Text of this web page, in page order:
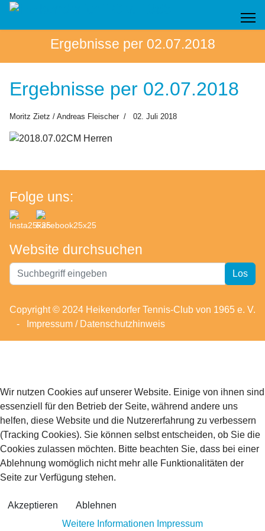
Ergebnisse per 02.07.2018
Ergebnisse per 02.07.2018
Moritz Zietz / Andreas Fleischer 02. Juli 2018
Folge uns:
Website durchsuchen
Website
durchsuchen
Los
Copyright © 2024 Heikendorfer Tennis-Club von 1965 e. V.
-
Impressum / Datenschutzhinweis
Wir nutzen Cookies auf unserer Website. Einige von ihnen sind
essenziell für den Betrieb der Seite, während andere uns
helfen, diese Website und die Nutzererfahrung zu verbessern
(Tracking Cookies). Sie können selbst entscheiden, ob Sie die
Cookies zulassen möchten. Bitte beachten Sie, dass bei einer
Ablehnung womöglich nicht mehr alle Funktionalitäten der
Seite zur Verfügung stehen.
Akzeptieren
Ablehnen
Weitere Informationen Impressum